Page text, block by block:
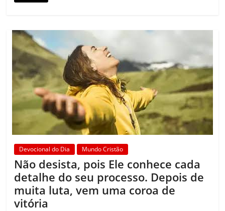
Devocional do Dia Mundo Cristão
Não desista, pois Ele conhece cada
detalhe do seu processo. Depois de
muita luta, vem uma coroa de
vitória